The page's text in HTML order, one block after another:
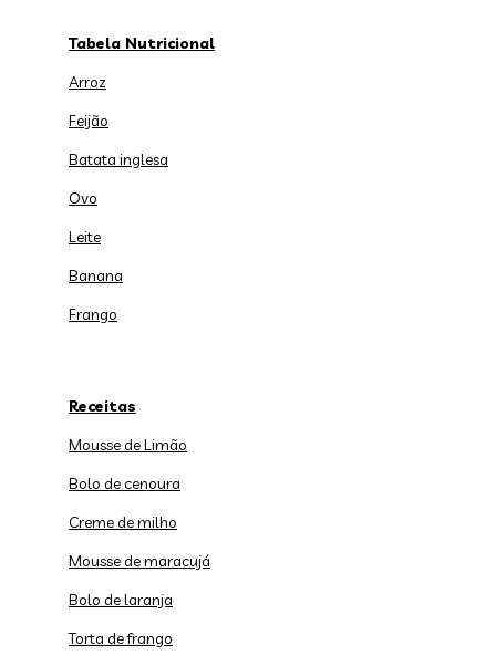
Tabela Nutricional
Arroz
Feijão
Batata inglesa
Ovo
Leite
Banana
Frango
Receitas
Mousse de Limão
Bolo de cenoura
Creme de milho
Mousse de maracujá
Bolo de laranja
Torta de frango